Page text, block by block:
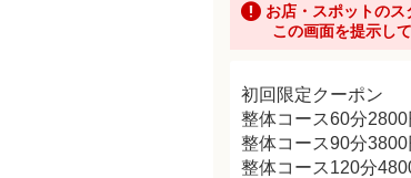
お店・スポットのス
この画面を提示して
初回限定クーポン
整体コース60分
整体コース90分
整体コース120分